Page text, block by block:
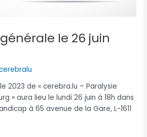
le 26 juin
2023 de « cerebra.lu – Paralysie
» aura lieu le lundi 26 juin à 18h dans
à 65 avenue de la Gare, L-1611